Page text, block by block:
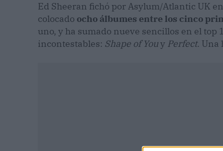
Ed Sheeran fichó por Asylum/Atlantic UK
colocado ocho álbumes entre los cinco
uno, y ha sumado nueve sencillos en el
incontestables: Shape of Youy Perfect. Una